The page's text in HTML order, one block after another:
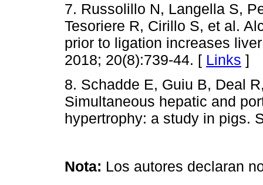
7. Russolillo N, Langella S,
Tesoriere R, Cirillo S, et al.
prior to ligation increases
2018; 20(8):739-44. [ Links ]
8. Schadde E, Guiu B, Deal
Simultaneous hepatic and
hypertrophy: a study in pigs.
Nota: Los autores declaran